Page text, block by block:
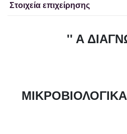
Στοιχεία επιχείρησης
'' Α